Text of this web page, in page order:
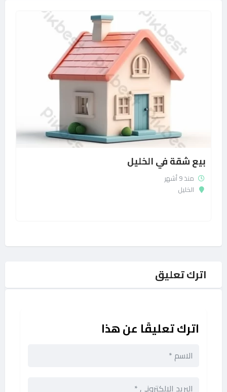
بيع شقة في الخليل
منذ 9 أشهر
الخليل
اترك تعليق
اترك تعليقًا عن هذا